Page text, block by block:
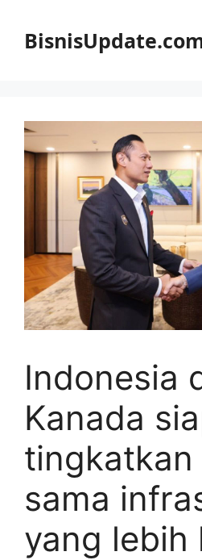
Indonesia
Kanada
tingkatkan
sama
yang lebih